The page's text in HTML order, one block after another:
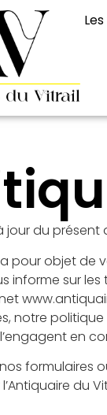
jour du présent
pour objet de
informe sur
notre politique
en
nos
du